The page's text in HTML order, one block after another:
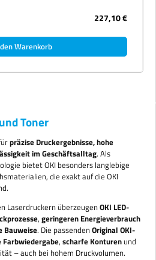
227,10 €
Warenkorb
Toner
präzise Druckergebnisse, hohe
im Geschäftsalltag. Als
bietet OKI besonders langlebige
die exakt auf die OKI
Laserdruckern überzeugenOKI LED-
, geringeren Energieverbrauch
Bauweise. Die passendenOriginal OKI-
Farbwiedergabe, scharfe Konturenund
– auch bei hohem Druckvolumen.